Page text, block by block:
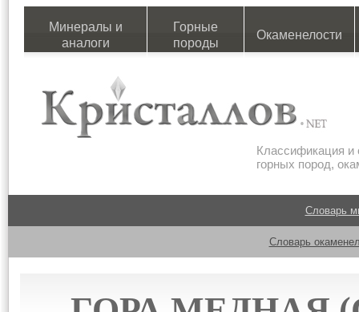
Минералы и
аналоги
Горные
породы
Окаменелости
Классификация и
горных пород,
Словарь
Словарь